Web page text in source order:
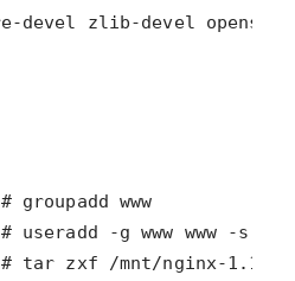
devel zlib-devel openssl-